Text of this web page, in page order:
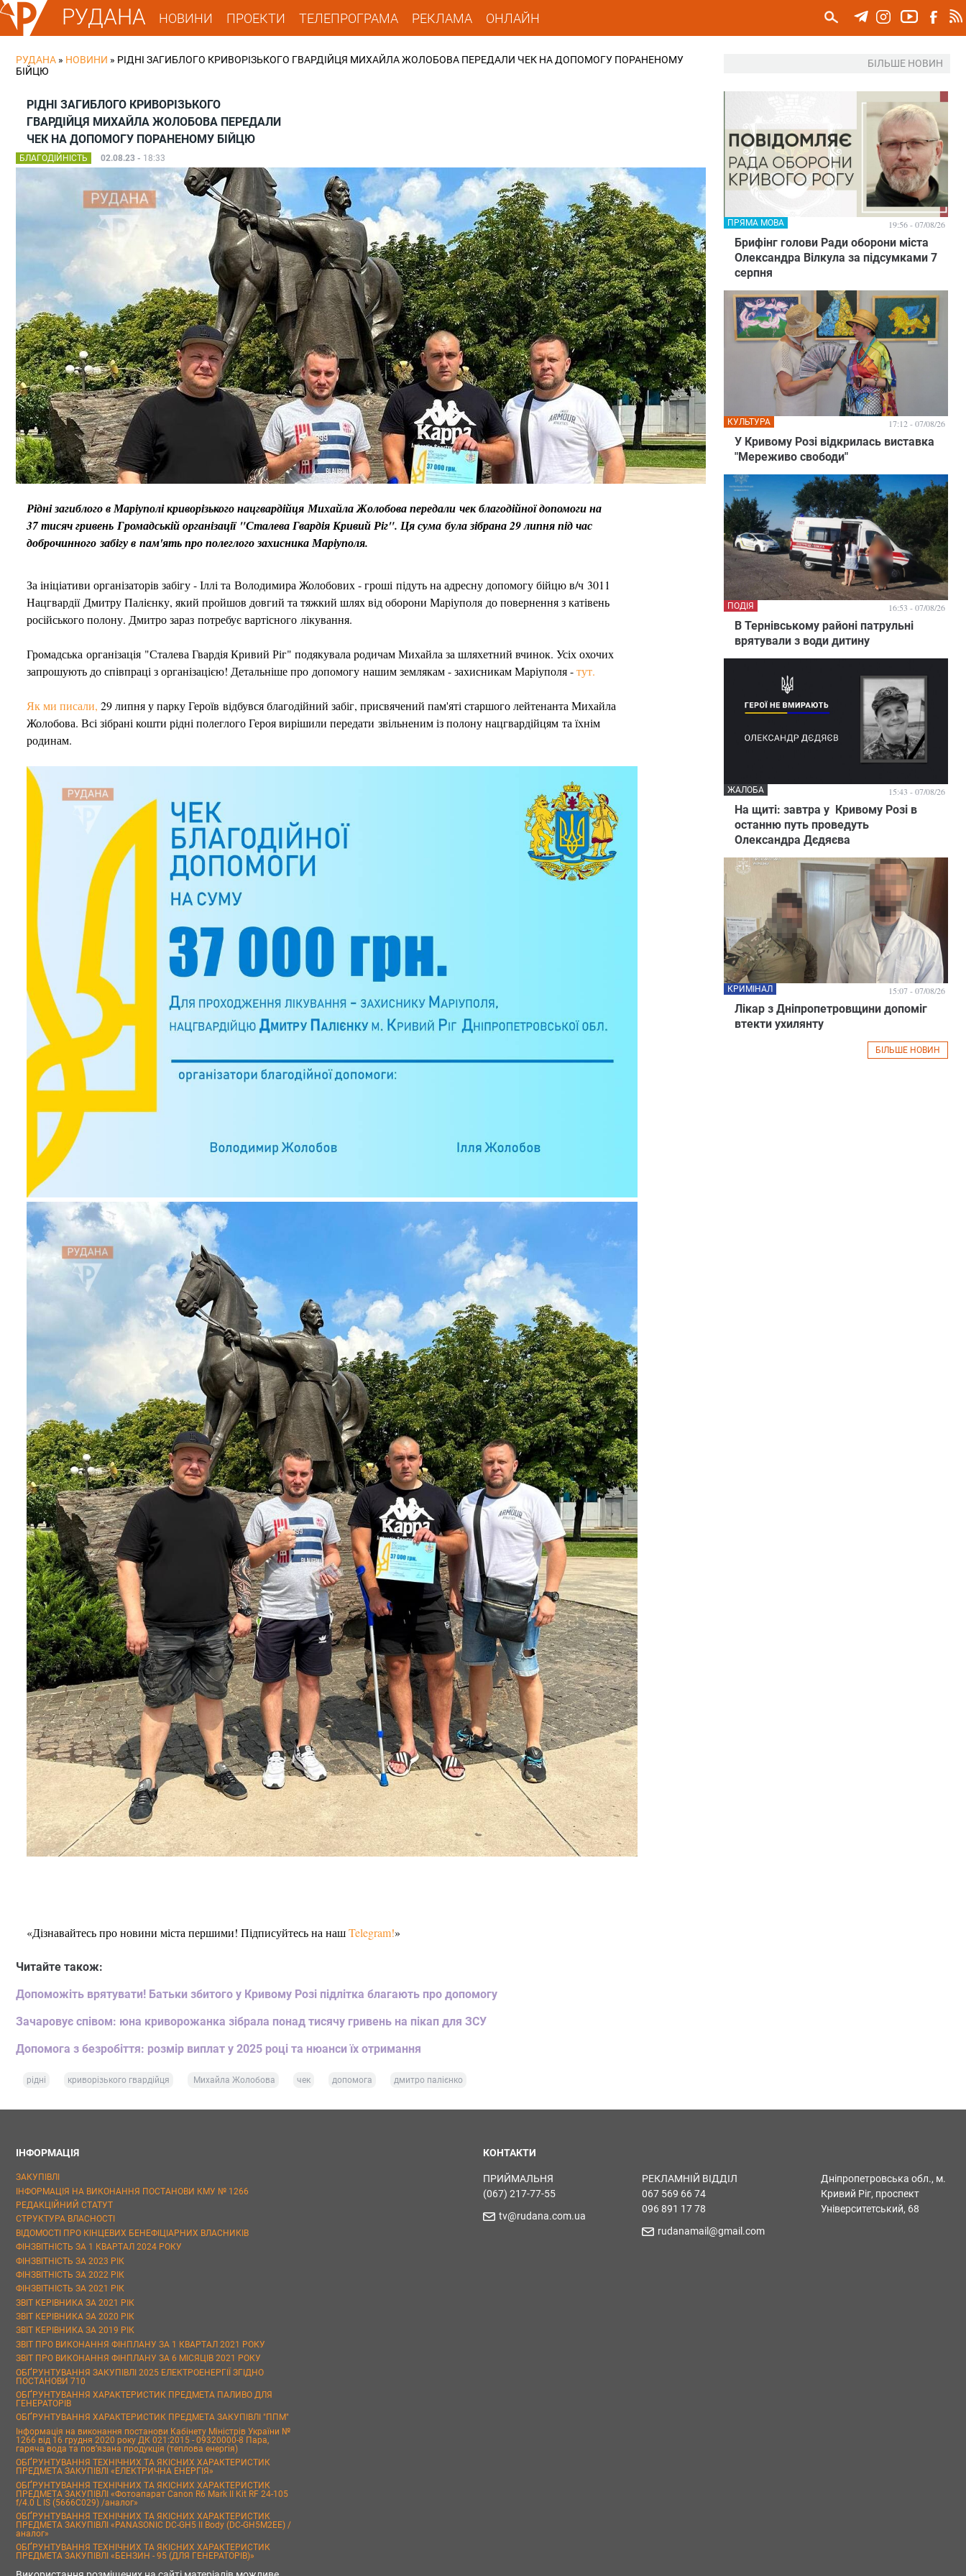
РУДАНА НОВИНИ ПРОЕКТИ ТЕЛЕПРОГРАМА РЕКЛАМА ОНЛАЙН
РУДАНА » НОВИНИ » РІДНІ ЗАГИБЛОГО КРИВОРІЗЬКОГО ГВАРДІЙЦЯ МИХАЙЛА ЖОЛОБОВА ПЕРЕДАЛИ ЧЕК НА ДОПОМОГУ ПОРАНЕНОМУ
БІЙЦЮ
РІДНІ ЗАГИБЛОГО КРИВОРІЗЬКОГО
ГВАРДІЙЦЯ МИХАЙЛА ЖОЛОБОВА ПЕРЕДАЛИ
ЧЕК НА ДОПОМОГУ ПОРАНЕНОМУ БІЙЦЮ
БЛАГОДІЙНІСТЬ 02.08.23 - 18:33
Рідні загиблого в Маріуполі криворізького нацгвардійця Михайла Жолобова передали чек благодійної допомоги на
37 тисяч гривень Громадській організації "Сталева Гвардія Кривий Ріг". Ця сума була зібрана 29 липня під час
доброчинного забігу в пам'ять про полеглого захисника Маріуполя.
За ініціативи організаторів забігу - Іллі та Володимира Жолобових - гроші підуть на адресну допомогу бійцю в/ч 3011
Нацгвардії Дмитру Палієнку, який пройшов довгий та тяжкий шлях від оборони Маріуполя до повернення з катівень
російського полону. Дмитро зараз потребує вартісного лікування.
Громадська організація "Сталева Гвардія Кривий Ріг" подякувала родичам Михайла за шляхетний вчинок. Усіх охочих
запрошують до співпраці з організацією! Детальніше про допомогу нашим землякам - захисникам Маріуполя -тут.
Як ми писали, 29 липня у парку Героїв відбувся благодійний забіг, присвячений пам'яті старшого лейтенанта Михайла
Жолобова. Всі зібрані кошти рідні полеглого Героя вирішили передати звільненим із полону нацгвардійцям та їхнім
родинам.
«Дізнавайтесь про новини міста першими! Підписуйтесь на нашTelegram!»
Читайте також:
Допоможіть врятувати! Батьки збитого у Кривому Розі підлітка благають про допомогу
Зачаровує співом: юна криворожанка зібрала понад тисячу гривень на пікап для ЗСУ
Допомога з безробіття: розмір виплат у 2025 році та нюанси їх отримання
рідні криворізького гвардійця Михайла Жолобова чек допомога дмитро палієнко
БІЛЬШЕ НОВИН
Брифінг голови Ради оборони міста
Олександра Вілкула за підсумками 7
серпня
ПРЯМА МОВА 19:56 - 07/08/26
У Кривому Розі відкрилась виставка
"Мереживо свободи"
КУЛЬТУРА 17:12 - 07/08/26
В Тернівському районі патрульні
врятували з води дитину
ПОДІЯ 16:53 - 07/08/26
На щиті: завтра у Кривому Розі в
останню путь проведуть
Олександра Дєдяєва
ЖАЛОБА 15:43 - 07/08/26
Лікар з Дніпропетровщини допоміг
втекти ухилянту
КРИМІНАЛ 15:07 - 07/08/26
БІЛЬШЕ НОВИН
ІНФОРМАЦІЯ
ЗАКУПІВЛІ
ІНФОРМАЦІЯ НА ВИКОНАННЯ ПОСТАНОВИ КМУ № 1266
РЕДАКЦІЙНИЙ СТАТУТ
СТРУКТУРА ВЛАСНОСТІ
ВІДОМОСТІ ПРО КІНЦЕВИХ БЕНЕФІЦІАРНИХ ВЛАСНИКІВ
ФІНЗВІТНІСТЬ ЗА 1 КВАРТАЛ 2024 РОКУ
ФІНЗВІТНІСТЬ ЗА 2023 РІК
ФІНЗВІТНІСТЬ ЗА 2022 РІК
ФІНЗВІТНІСТЬ ЗА 2021 РІК
ЗВІТ КЕРІВНИКА ЗА 2021 РІК
ЗВІТ КЕРІВНИКА ЗА 2020 РІК
ЗВІТ КЕРІВНИКА ЗА 2019 РІК
ЗВІТ ПРО ВИКОНАННЯ ФІНПЛАНУ ЗА 1 КВАРТАЛ 2021 РОКУ
ЗВІТ ПРО ВИКОНАННЯ ФІНПЛАНУ ЗА 6 МІСЯЦІВ 2021 РОКУ
ОБҐРУНТУВАННЯ ЗАКУПІВЛІ 2025 ЕЛЕКТРОЕНЕРГІЇ ЗГІДНО
ПОСТАНОВИ 710
ОБҐРУНТУВАННЯ ХАРАКТЕРИСТИК ПРЕДМЕТА ПАЛИВО ДЛЯ
ГЕНЕРАТОРІВ
ОБҐРУНТУВАННЯ ХАРАКТЕРИСТИК ПРЕДМЕТА ЗАКУПІВЛІ "ППМ"
Інформація на виконання постанови Кабінету Міністрів України №
1266 від 16 грудня 2020 року ДК 021:2015 - 09320000-8 Пара,
гаряча вода та пов’язана продукція (теплова енергія)
ОБҐРУНТУВАННЯ ТЕХНІЧНИХ ТА ЯКІСНИХ ХАРАКТЕРИСТИК
ПРЕДМЕТА ЗАКУПІВЛІ «ЕЛЕКТРИЧНА ЕНЕРГІЯ»
ОБҐРУНТУВАННЯ ТЕХНІЧНИХ ТА ЯКІСНИХ ХАРАКТЕРИСТИК
ПРЕДМЕТА ЗАКУПІВЛІ «Фотоапарат Canon R6 Mark II Kit RF 24-105
f/4.0 L IS (5666C029) /аналог»
ОБҐРУНТУВАННЯ ТЕХНІЧНИХ ТА ЯКІСНИХ ХАРАКТЕРИСТИК
ПРЕДМЕТА ЗАКУПІВЛІ «PANASONIC DC-GH5 II Body (DC-GH5M2EE) /
аналог»
ОБҐРУНТУВАННЯ ТЕХНІЧНИХ ТА ЯКІСНИХ ХАРАКТЕРИСТИК
ПРЕДМЕТА ЗАКУПІВЛІ «БЕНЗИН - 95 (ДЛЯ ГЕНЕРАТОРІВ)»
КОНТАКТИ
ПРИЙМАЛЬНЯ
(067) 217-77-55
tv@rudana.com.ua
РЕКЛАМНІЙ ВІДДІЛ
067 569 66 74
096 891 17 78
rudanamail@gmail.com
Дніпропетровська обл., м.
Кривий Ріг, проспект
Університетський, 68